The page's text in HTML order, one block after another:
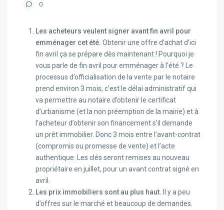
0
Les acheteurs veulent signer avant fin avril pour
emménager cet été. Obtenir une offre d’achat d’ici
fin avril ça se prépare dès maintenant ! Pourquoi je
vous parle de fin avril pour emménager à l’été ? Le
processus d’officialisation de la vente par le notaire
prend environ 3 mois, c’est le délai administratif qui
va permettre au notaire d’obtenir le certificat
d’urbanisme (et la non préemption de la mairie) et à
l’acheteur d’obtenir son financement s’il demande
un prêt immobilier. Donc 3 mois entre l’avant-contrat
(compromis ou promesse de vente) et l’acte
authentique. Les clés seront remises au nouveau
propriétaire en juillet, pour un avant contrat signé en
avril.
Les prix immobiliers sont au plus haut. Il y a peu
d’offres sur le marché et beaucoup de demandes.